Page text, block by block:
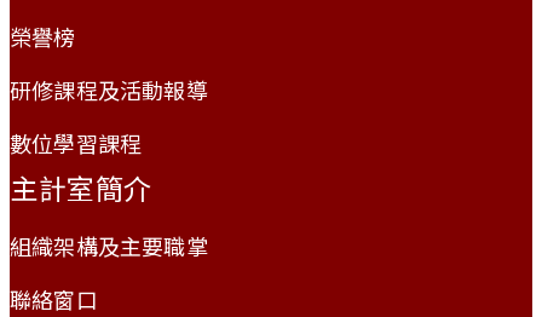
榮譽榜
研修課程及活動報導
數位學習課程
主計室簡介
組織架構及主要職掌
聯絡窗口